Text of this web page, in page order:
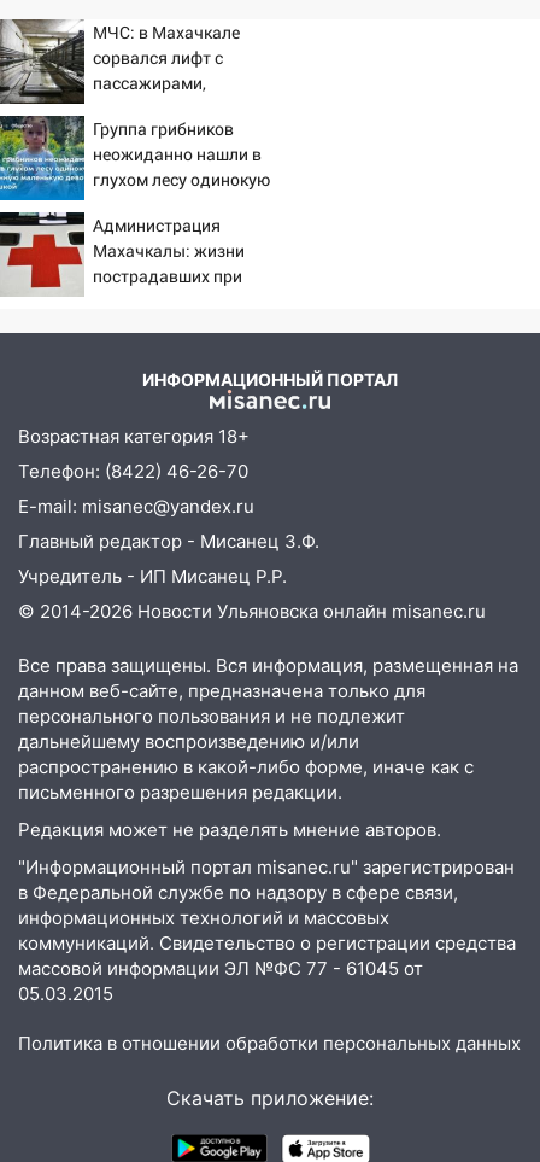
мужчину, пропавшего ещё 19 июля
10:30
От мотофристайла до прогулки с
хаски: куда сходить в Ульяновской
области 8–9 августа
10:11
Директора ульяновской
«Нефтяной топливной компании» будут
судить за неуплату 48,4 млн рублей
налогов
09:28
Дети на дорогах: пострадали
пешеходы. Обзор крупных аварий в
Поджог со свечой, 16 сгоревших
домов и выстрел за водку
07:50 Какая погоды будет днем 8
августа
06:45 Императорский мост в
Ульяновске останется закрытым до
утра 10 августа
на 8 августа — кому повезет с
деньгами, а кого ждет неожиданная
встреча
04:47 В Ульяновской области объявили
ракетную опасность: звучат сирены
07.08.2026
20:40 Ульяновские аграрии смогут
купить тракторы с отсрочкой платежа
до декабря
19:34
В следственном управлении
состоялось торжественное
празднованию Дня сотрудника органов
Ульяновцев приглашают
поддержать «Симбирскую чебурашку»
МЧС: в Махачкале
сорвался лифт с
пассажирами,
человека
Группа грибников
неожиданно нашли в
глухом лесу одинокую
девочку с игрушкой
Администрация
Махачкалы: жизни
пострадавших при
ИНФОРМАЦИОННЫЙ ПОРТАЛ
Возрастная категория 18+
Телефон: (8422) 46-26-70
E-mail: misanec@yandex.ru
Главный редактор - Мисанец З.Ф.
Учредитель - ИП Мисанец Р.Р.
© 2014-2026 Новости Ульяновска онлайн misanec.ru
Все права защищены. Вся информация, размещенная на
данном веб-сайте, предназначена только для
персонального пользования и не подлежит
дальнейшему воспроизведению и/или
распространению в какой-либо форме, иначе как с
письменного разрешения редакции.
Редакция может не разделять мнение авторов.
"Информационный портал misanec.ru" зарегистрирован
в Федеральной службе по надзору в сфере связи,
информационных технологий и массовых
коммуникаций. Свидетельство о регистрации средства
массовой информации ЭЛ №ФС 77 - 61045 от
05.03.2015
Политика в отношении обработки персональных данных
Скачать приложение: